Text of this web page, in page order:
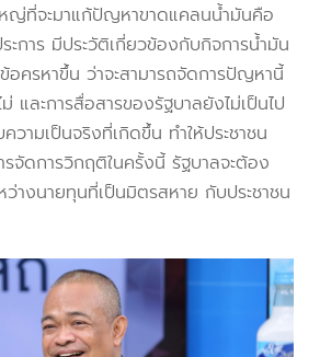
หญ่ที่จะมาแก้ปัญหาขาดแคลนน้ำมันคือ
าร มีประวัติเกี่ยวข้องกับกิจการน้ำมัน
อครหาขึ้น ว่าจะสามารถจัดการปัญหานี้
และการสื่อสารของรัฐบาลยังไม่เป็นไป
วามเป็นจริงที่เกิดขึ้น ทำให้ประชาชน
รจัดการวิกฤติในครั้งนี้ รัฐบาลจะต้อง
หว่างนายทุนที่เป็นมิตรสหาย กับประชาชน